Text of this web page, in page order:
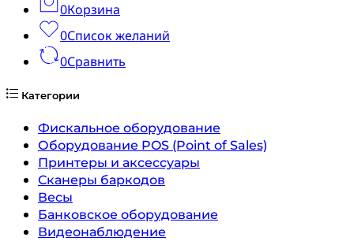
0Корзина
0Список желаний
0Сравнить
Категории
Фискальное оборудование
Оборудование POS (Point of Sales)
Принтеры и аксессуары
Сканеры баркодов
Весы
Банковское оборудование
Видеонаблюдение